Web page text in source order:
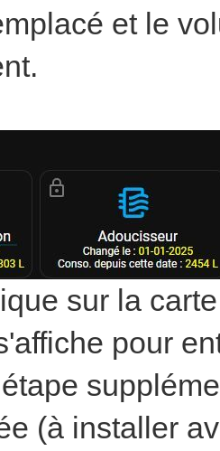
et le
sur la
pour
(à installer